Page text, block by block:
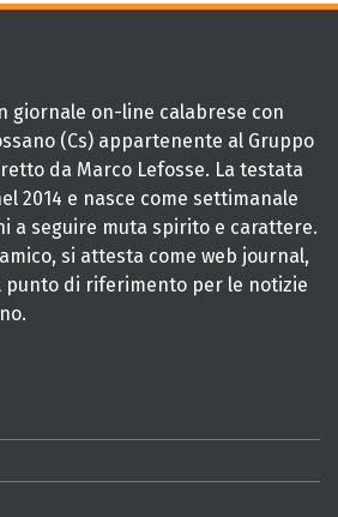
giornale on-line calabrese con
(Cs) appartenente al Gruppo
da Marco Lefosse. La testata
2014 e nasce come settimanale
a seguire muta spirito e carattere.
si attesta come web journal,
punto di riferimento per le notizie